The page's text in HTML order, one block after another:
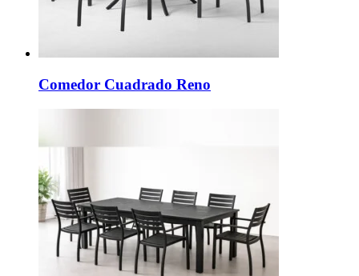
Comedor Cuadrado Reno